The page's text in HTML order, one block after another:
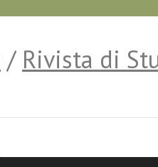
/ Rivista di